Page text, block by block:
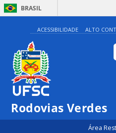
BRASIL
ACESSIBILIDADE ALTO
Rodovias Verdes
Área